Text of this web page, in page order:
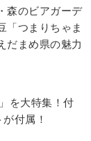
森のビアガーデ
「つまりちゃま
だまめ県の魅力
を大特集！付
付属！